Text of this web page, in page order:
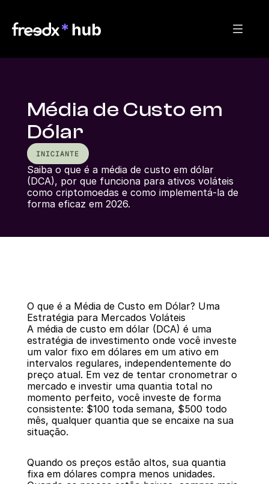
Média de Custo em
Dólar
INICIANTE
Saiba o que é a média de custo em dólar
(DCA), por que funciona para ativos voláteis
como criptomoedas e como implementá-la de
forma eficaz em 2026.
Voltar
O que é a Média de Custo em Dólar? Uma
Estratégia para Mercados Voláteis
A média de custo em dólar (DCA) é uma
estratégia de investimento onde você investe
um valor fixo em dólares em um ativo em
intervalos regulares, independentemente do
preço atual. Em vez de tentar cronometrar o
mercado e investir uma quantia total no
momento perfeito, você investe de forma
consistente: $100 toda semana, $500 todo
mês, qualquer quantia que se encaixe na sua
situação.
Quando os preços estão altos, sua quantia
fixa em dólares compra menos unidades.